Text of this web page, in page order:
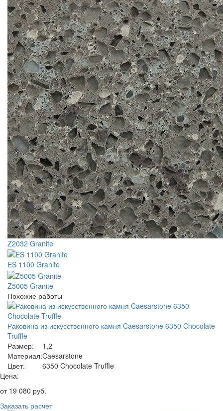
Z2032 Granite
ES 1100 Granite
Z5005 Granite
Похожие работы
Раковина из искусственного камня Caesarstone 6350 Chocolate
Truffle
Размер:
1,2
Материал:Caesarstone
Цвет:
6350 Chocolate Truffle
Цена:
от 19 080 руб.
Заказать расчет